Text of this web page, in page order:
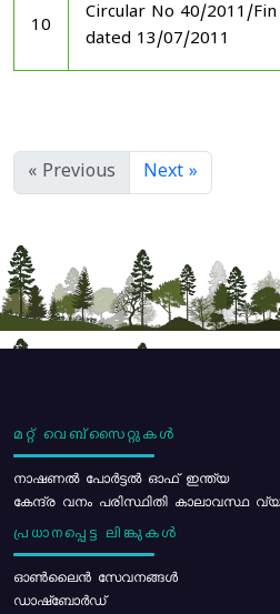
10
Circular No 40/2011/Fin
dated 13/07/2011
« Previous Next »
മറ്റ് വെബ്സൈറ്റുകൾ
നാഷണൽ പോർട്ടൽ ഓഫ് ഇന്ത്യ
കേന്ദ്ര വനം പരിസ്ഥിതി കാലാവസ്ഥ
പ്രധാനപ്പെട്ട ലിങ്കുകൾ
ഓൺലൈൻ സേവനങ്ങൾ
ഡാഷ്ബോർഡ്